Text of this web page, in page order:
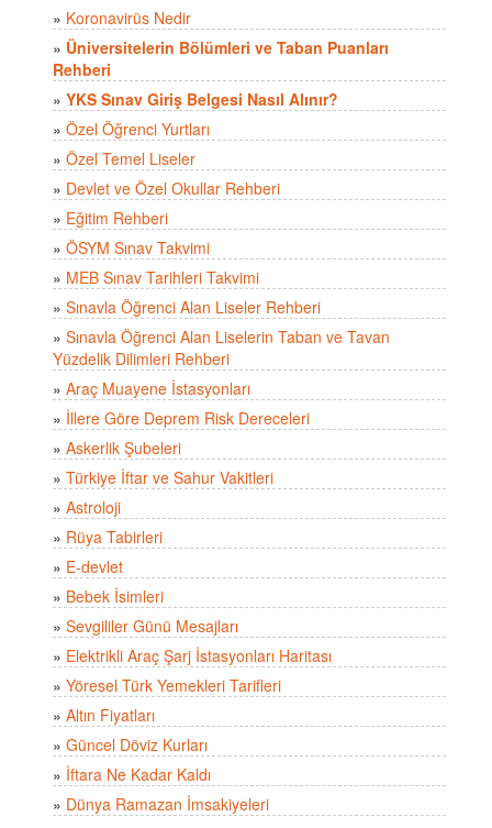
» Koronavirüs Nedir
» Üniversitelerin Bölümleri ve Taban Puanları
Rehberi
» YKS Sınav Giriş Belgesi Nasıl Alınır?
» Özel Öğrenci Yurtları
» Özel Temel Liseler
» Devlet ve Özel Okullar Rehberi
» Eğitim Rehberi
» ÖSYM Sınav Takvimi
» MEB Sınav Tarihleri Takvimi
» Sınavla Öğrenci Alan Liseler Rehberi
» Sınavla Öğrenci Alan Liselerin Taban ve Tavan
Yüzdelik Dilimleri Rehberi
» Araç Muayene İstasyonları
» İllere Göre Deprem Risk Dereceleri
» Askerlik Şubeleri
» Türkiye İftar ve Sahur Vakitleri
» Astroloji
» Rüya Tabirleri
» E-devlet
» Bebek İsimleri
» Sevgililer Günü Mesajları
» Elektrikli Araç Şarj İstasyonları Haritası
» Yöresel Türk Yemekleri Tarifleri
» Altın Fiyatları
» Güncel Döviz Kurları
» İftara Ne Kadar Kaldı
» Dünya Ramazan İmsakiyeleri